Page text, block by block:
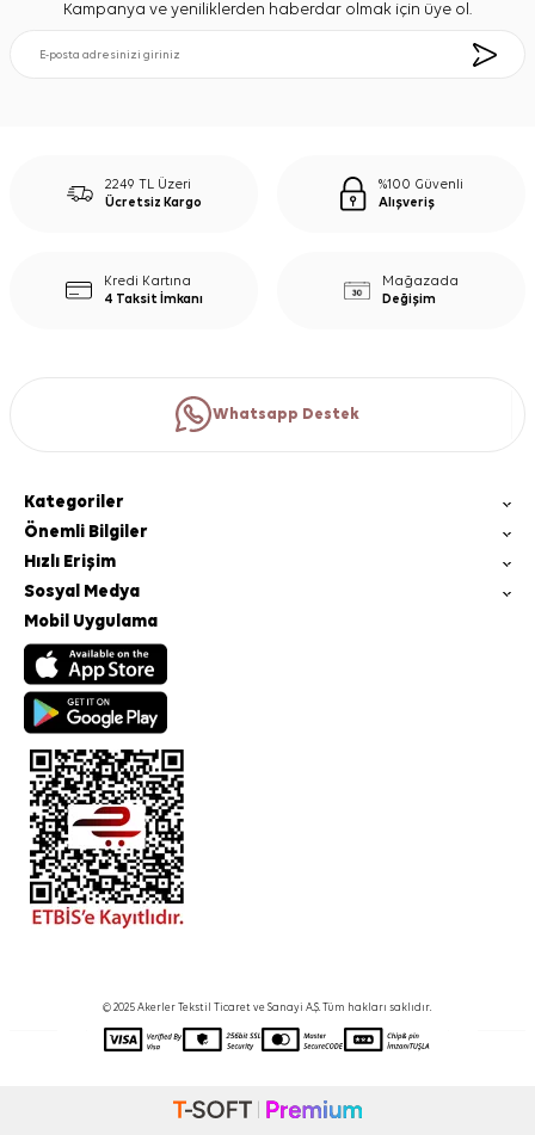
Kampanya ve yeniliklerden haberdar olmak için üye ol.
2249 TL Üzeri
Ücretsiz Kargo
%100 Güvenli
Alışveriş
Kredi Kartına
4 Taksit İmkanı
Mağazada
Değişim
Whatsapp Destek
Kategoriler
Önemli Bilgiler
Hızlı Erişim
Sosyal Medya
Mobil Uygulama
© 2025 Akerler Tekstil Ticaret ve Sanayi A.Ş. Tüm hakları saklıdır.